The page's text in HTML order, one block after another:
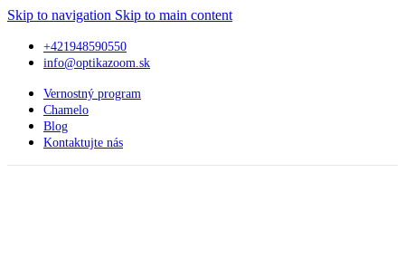
Skip to navigation Skip to main content
+421948590550
info@optikazoom.sk
Vernostný program
Chamelo
Blog
Kontaktujte nás